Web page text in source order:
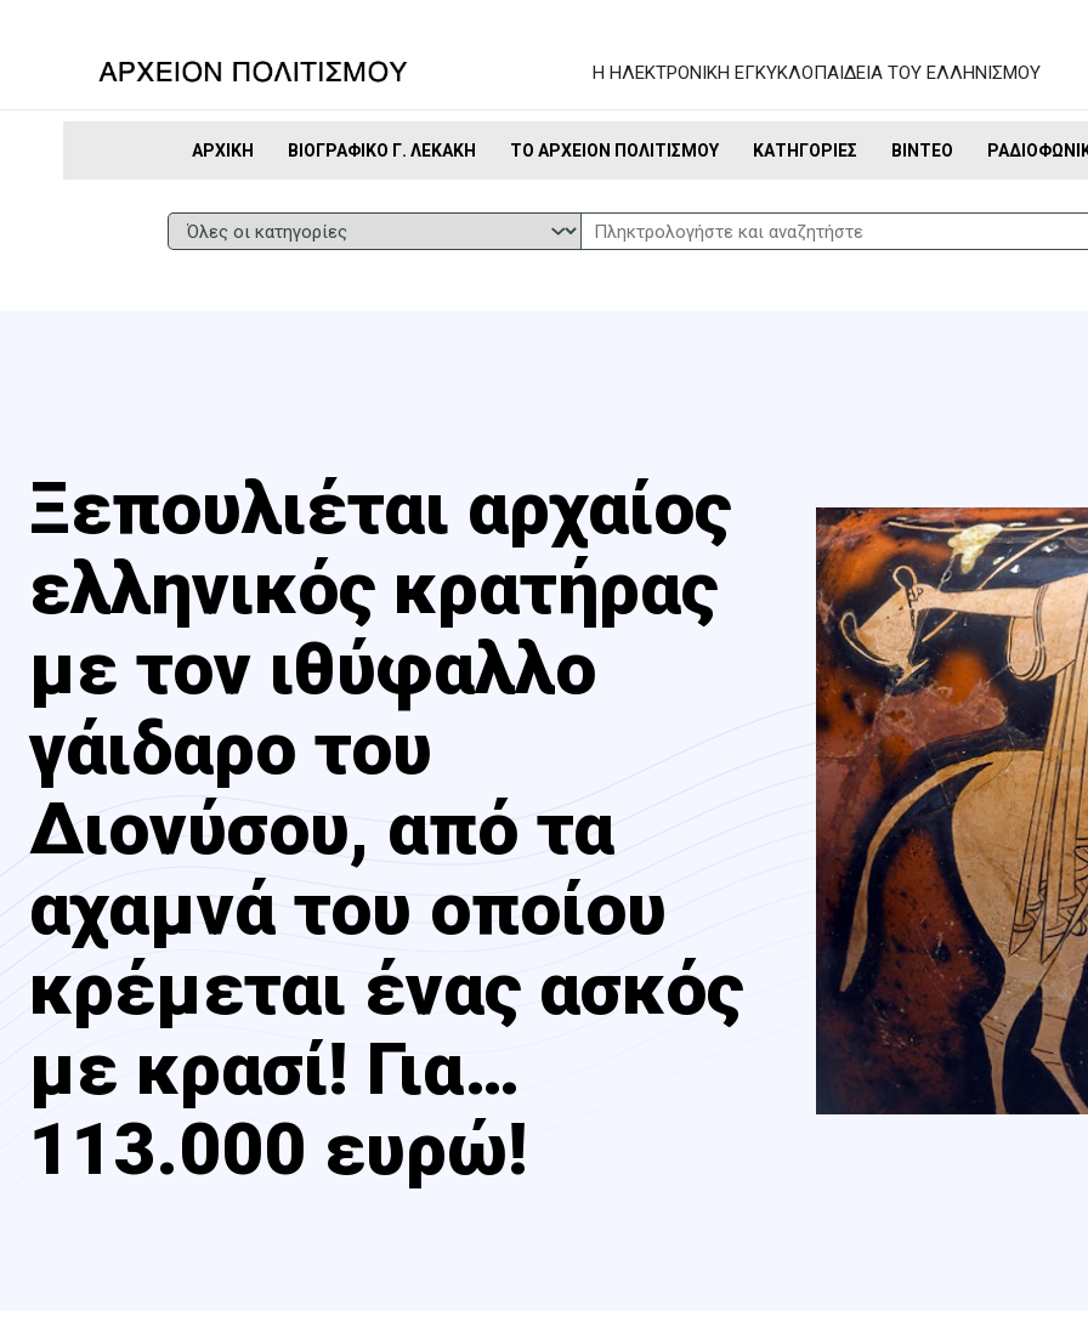
Η ΗΛΕΚΤΡΟΝΙΚΗ ΕΓΚΥΚΛΟΠΑΙΔΕΙΑ ΤΟΥ ΕΛΛΗΝΙΣΜΟΥ
ΑΡΧΙΚΉ ΒΙΟΓΡΑΦΙΚΌ Γ. ΛΕΚΆΚΗ ΤΟ ΑΡΧΕΊΟΝ ΠΟΛΙΤΙΣΜΟΎ ΚΑΤΗΓΟΡΊΕΣ ΒΊΝΤΕΟ
Ξεπουλιέται αρχαίος
ελληνικός κρατήρας
με τον ιθύφαλλο
γάιδαρο του
Διονύσου, από τα
αχαμνά του οποίου
κρέμεται ένας ασκός
με κρασί! Για…
113.000 ευρώ!